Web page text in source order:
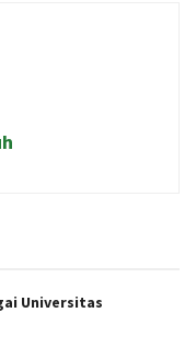
Universitas